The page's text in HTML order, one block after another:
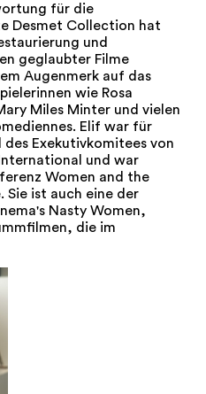
für die
Desmet Collection hat
und
geglaubter Filme
Augenmerk auf das
wie Rosa
Miles Minter und vielen
Elif war für
Exekutivkomitees von
und war
Women and the
Sie ist auch eine der
Nasty Women,
die im